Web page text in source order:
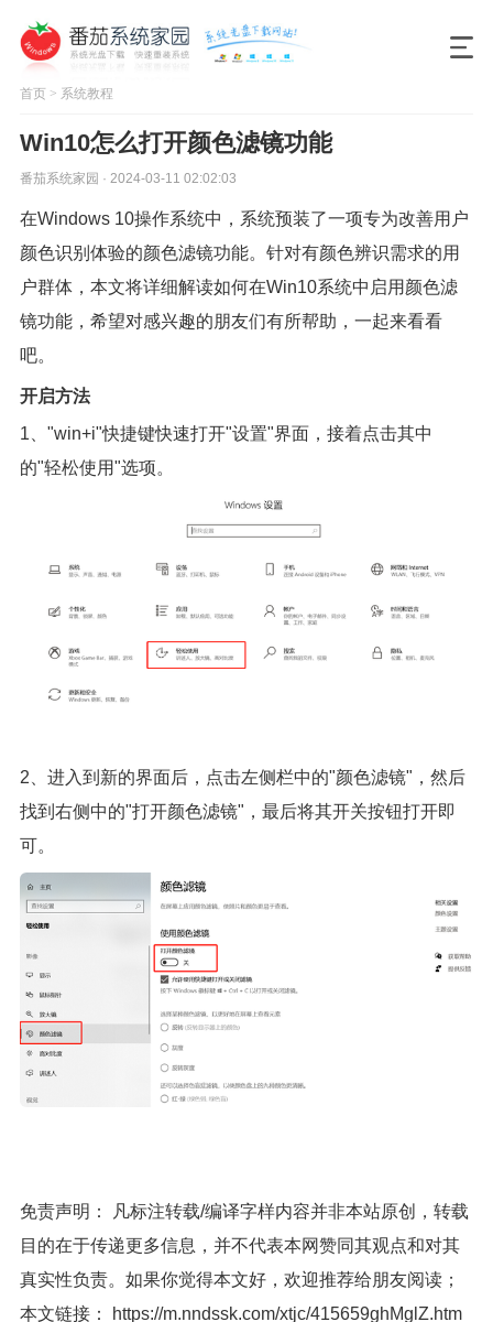
首页> 系统教程
Win10怎么打开颜色滤镜功能
番茄系统家园 · 2024-03-11 02:02:03
在Windows 10操作系统中，系统预装了一项专为改善用户
颜色识别体验的颜色滤镜功能。针对有颜色辨识需求的用
户群体，本文将详细解读如何在Win10系统中启用颜色滤
镜功能，希望对感兴趣的朋友们有所帮助，一起来看看
吧。
开启方法
1、"win+i"快捷键快速打开"设置"界面，接着点击其中
的"轻松使用"选项。
2、进入到新的界面后，点击左侧栏中的"颜色滤镜"，然后
找到右侧中的"打开颜色滤镜"，最后将其开关按钮打开即
可。
免责声明： 凡标注转载/编译字样内容并非本站原创，转载
目的在于传递更多信息，并不代表本网赞同其观点和对其
真实性负责。如果你觉得本文好，欢迎推荐给朋友阅读；
本文链接：
https://m.nndssk.com/xtjc/415659ghMglZ.htm